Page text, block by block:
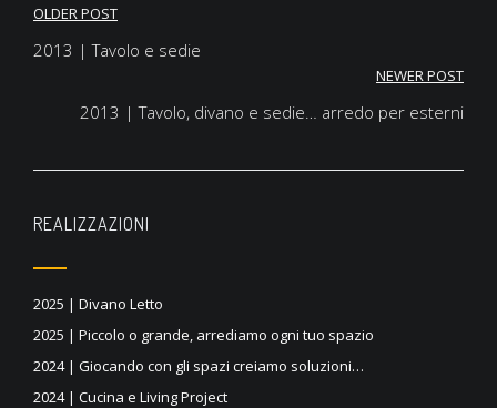
Navigazione
OLDER POST
2013 | Tavolo e sedie
NEWER POST
2013 | Tavolo, divano e sedie… arredo per esterni
REALIZZAZIONI
2025 | Divano Letto
2025 | Piccolo o grande, arrediamo ogni tuo spazio
2024 | Giocando con gli spazi creiamo soluzioni…
2024 | Cucina e Living Project